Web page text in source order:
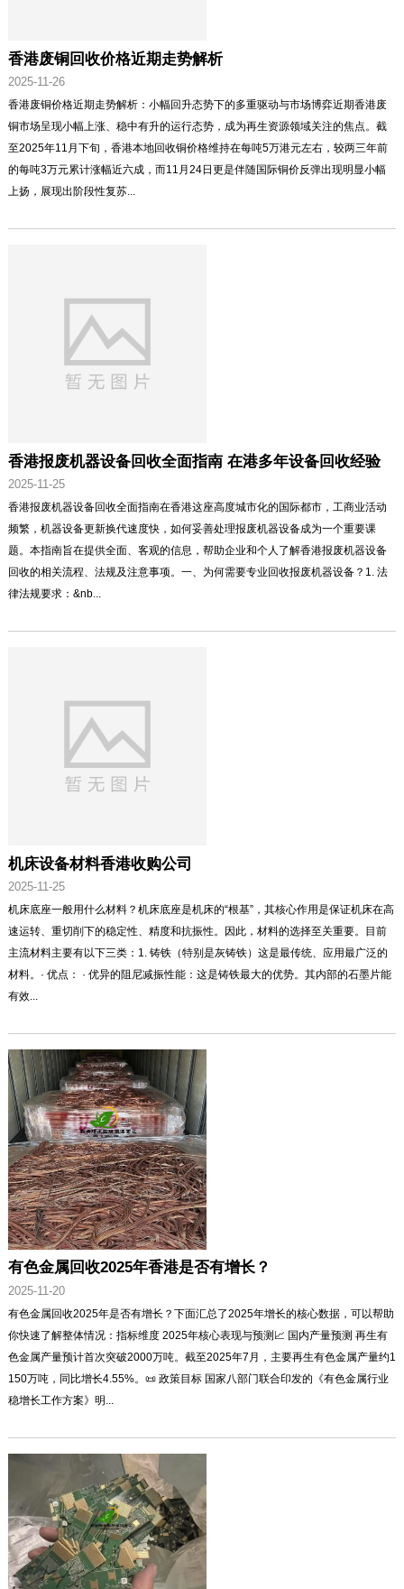
香港废铜回收价格近期走势解析
2025-11-26
香港废铜价格近期走势解析：小幅回升态势下的多重驱动与市场博弈近期香港废
铜市场呈现小幅上涨、稳中有升的运行态势，成为再生资源领域关注的焦点。截
至2025年11月下旬，香港本地回收铜价格维持在每吨5万港元左右，较两三年前
的每吨3万元累计涨幅近六成，而11月24日更是伴随国际铜价反弹出现明显小幅
上扬，展现出阶段性复苏...
香港报废机器设备回收全面指南 在港多年设备回收经验
2025-11-25
香港报废机器设备回收全面指南在香港这座高度城市化的国际都市，工商业活动
频繁，机器设备更新换代速度快，如何妥善处理报废机器设备成为一个重要课
题。本指南旨在提供全面、客观的信息，帮助企业和个人了解香港报废机器设备
回收的相关流程、法规及注意事项。一、为何需要专业回收报废机器设备？1. 法
律法规要求：&nb...
机床设备材料香港收购公司
2025-11-25
机床底座一般用什么材料？机床底座是机床的“根基”，其核心作用是保证机床在高
速运转、重切削下的稳定性、精度和抗振性。因此，材料的选择至关重要。目前
主流材料主要有以下三类：1. 铸铁（特别是灰铸铁）这是最传统、应用最广泛的
材料。· 优点： · 优异的阻尼减振性能：这是铸铁最大的优势。其内部的石墨片能
有效...
有色金属回收2025年香港是否有增长？
2025-11-20
有色金属回收2025年是否有增长？下面汇总了2025年增长的核心数据，可以帮助
你快速了解整体情况：指标维度 2025年核心表现与预测📈 国内产量预测 再生有
色金属产量预计首次突破2000万吨。截至2025年7月，主要再生有色金属产量约1
150万吨，同比增长4.55%。📜 政策目标 国家八部门联合印发的《有色金属行业
稳增长工作方案》明...